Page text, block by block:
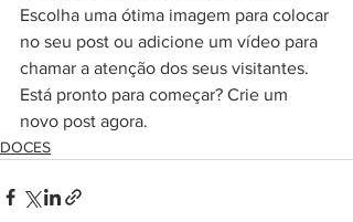
Escolha uma ótima imagem para colocar
no seu post ou adicione um vídeo para
chamar a atenção dos seus visitantes.
Está pronto para começar? Crie um
novo post agora.
DOCES